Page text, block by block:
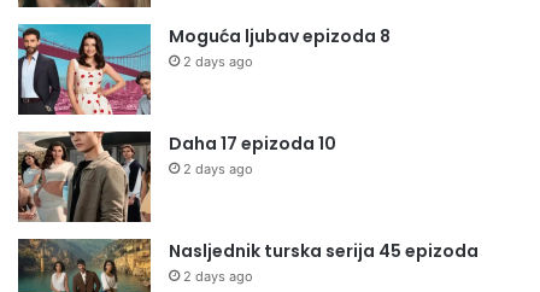
Moguća ljubav epizoda 8
2 days ago
Daha 17 epizoda 10
2 days ago
Nasljednik turska serija 45 epizoda
2 days ago